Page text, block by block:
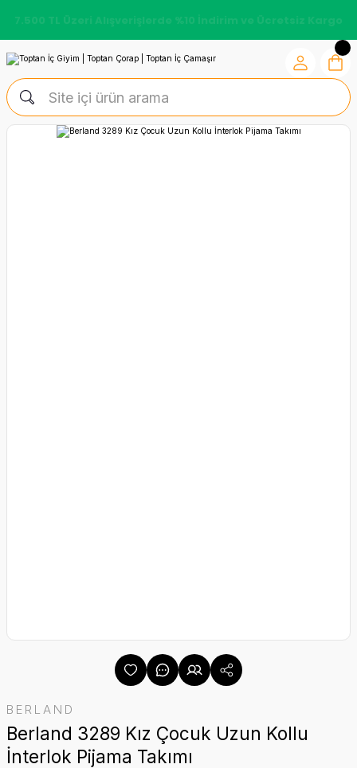
7.500 TL Üzeri Alışverişlerde %10 İndirim ve Ücretsiz Kargo
BERLAND
Berland 3289 Kız Çocuk Uzun Kollu
İnterlok Pijama Takımı